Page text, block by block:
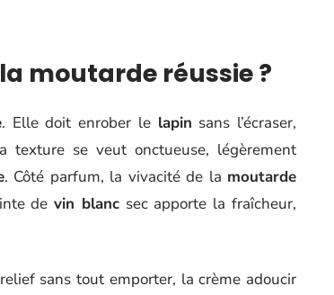
moutarde réussie ?
. Elle doit enrober le lapin sans l’écraser,
texture se veut onctueuse, légèrement
. Côté parfum, la vivacité de la moutarde
devin blancsec apporte la fraîcheur,
sans tout emporter, la crème adoucir